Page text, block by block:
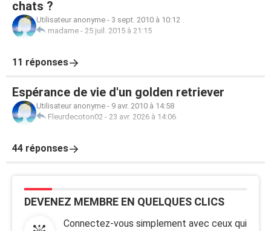
chats ?
Utilisateur anonyme - 3 sept. 2010 à 10:12
madame - 25 juil. 2015 à 21:15
11 réponses
Espérance de vie d'un golden retriever
Utilisateur anonyme - 9 avr. 2010 à 14:58
Fleurdecoton02 - 23 avr. 2026 à 14:06
44 réponses
DEVENEZ MEMBRE EN QUELQUES CLICS
Connectez-vous simplement avec ceux qui